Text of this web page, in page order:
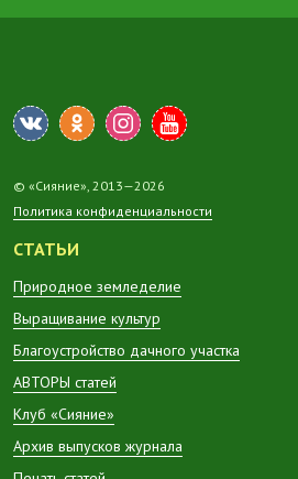
© «Сияние», 2013—2026
Политика конфиденциальности
СТАТЬИ
Природное земледелие
Выращивание культур
Благоустройство дачного участка
АВТОРЫ статей
Клуб «Сияние»
Архив выпусков журнала